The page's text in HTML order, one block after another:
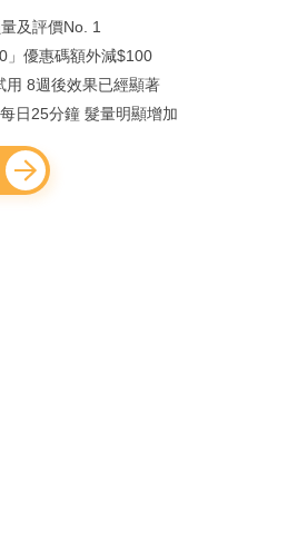
及評價No. 1
」優惠碼額外減$100
用 8週後效果已經顯著
日25分鐘 髮量明顯增加